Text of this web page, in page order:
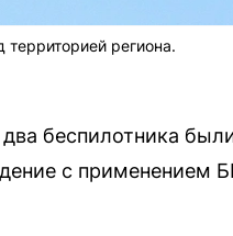
региона.
беспилотника
с применением